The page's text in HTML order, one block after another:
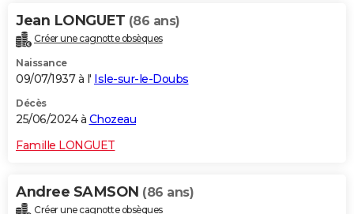
Jean LONGUET (86 ans)
Créer une cagnotte obsèques
Naissance
09/07/1937 à l' Isle-sur-le-Doubs
Décès
25/06/2024 à Chozeau
Famille LONGUET
Andree SAMSON (86 ans)
Créer une cagnotte obsèques